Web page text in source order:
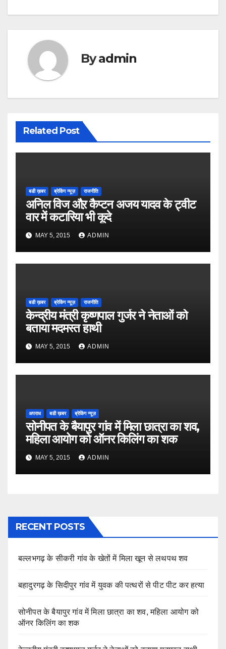
Byadmin
Related Post
बडी ख़बर ब्रेकिंग न्यूज़ राजनीति
अनिल विज औऱ कैप्टन अजय यादव के ट्वीट
वार में कटारिया भी कूदे
MAY 5, 2015 ADMIN
बडी ख़बर ब्रेकिंग न्यूज़ राजनीति
केन्द्रीय मंत्री कृष्णपाल गुर्जर ने नेताओं को
बताया मदमस्त हाथी
MAY 5, 2015 ADMIN
अपराध बडी ख़बर ब्रेकिंग न्यूज़
सोनीपत के बैयापुर गांव में मिला छात्रा का शव,
महिला आयोग को ऑनर किलिंग का शक
MAY 5, 2015 ADMIN
RECENT POSTS
बल्लभगढ़ के सीकरी गांव के खेतों में मिला खून से लथपथ शव
बहादुरगढ़ के सिदीपुर गांव में युवक की पत्थरों से पीट पीट कर हत्या
सोनीपत के बैयापुर गांव में मिला छात्रा का शव, महिला आयोग को
ऑनर किलिंग का शक